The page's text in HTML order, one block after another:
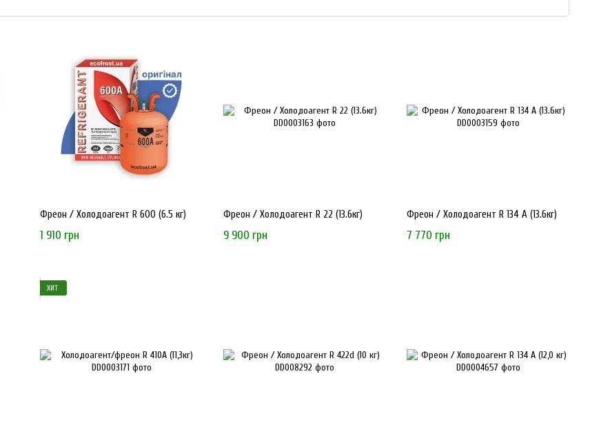
Вот новое, более точное и корректное описание.
— это украинский бренд, который завоевал доверие специалистов в области холодоснабжения благодаря импорту и
дистрибуции высококачественных холодильных компрессоров и компонентов. Компания предлагает широкий ассортимент
продукции от ведущих мировых производителей, а также развивает собственные торговые марки, в том числе для
хладагентов.
ПОЧЕМУ СТОИТ ВЫБРАТЬ ECOFROST?
качество и надежность всей продукции.
Доступность
Фреон / Холодоагент R 600 (6.5 кг)
1 910 грн
Фреон / Холодоагент R 22 (13.6кг)
9 900 грн
Фреон / Холодоагент R 134 А (13.6кг)
7 770 грн
ХИТ